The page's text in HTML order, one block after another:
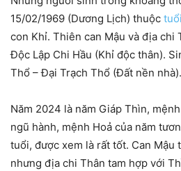
15/02/1969 (Dương Lịch) thuộc
con Khỉ. Thiên can Mậu và địa chi
Độc Lập Chi Hầu (Khỉ độc thân).
Thổ – Đại Trạch Thổ (Đất nền nhà).
Năm 2024 là năm Giáp Thìn,
ngũ hành, mệnh Hoả của năm
tuổi, được xem là rất tốt. Can Mậu
nhưng địa chi Thân tam hợp với